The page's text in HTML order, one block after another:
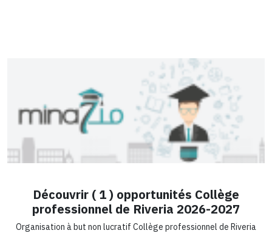
Découvrir ( 1 ) opportunités Collège
professionnel de Riveria 2026-2027
Organisation à but non lucratif Collège professionnel de Riveria